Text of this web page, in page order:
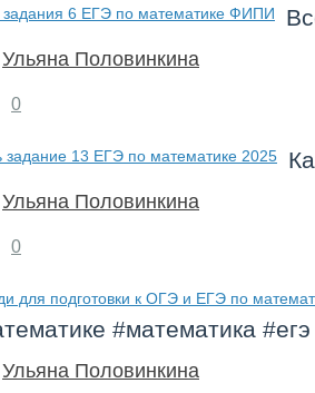
Ульяна Половинкина
0
Ульяна Половинкина
0
#математика #егэ
Ульяна Половинкина